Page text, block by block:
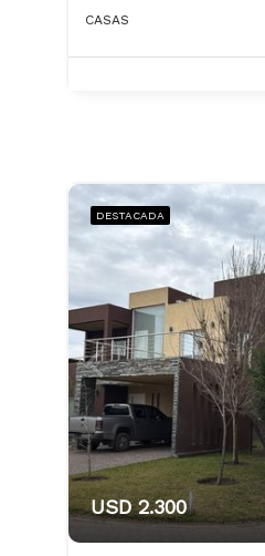
CASAS
DESTACADA
USD 2.300